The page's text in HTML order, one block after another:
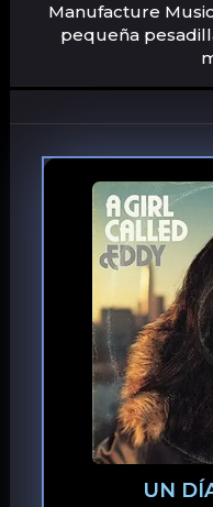
Manufacture
pequeña
UN